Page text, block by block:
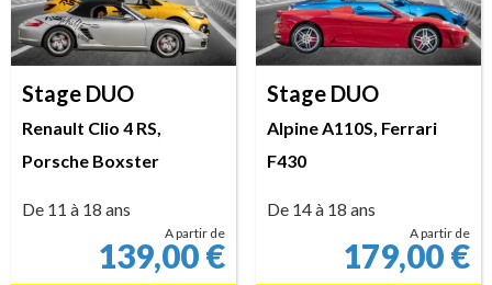
Stage DUO
Renault Clio 4 RS,
Porsche Boxster
De 11 à 18 ans
A partir de
139,00€
Stage DUO
Alpine A110S, Ferrari
F430
De 14 à 18 ans
A partir de
179,00€